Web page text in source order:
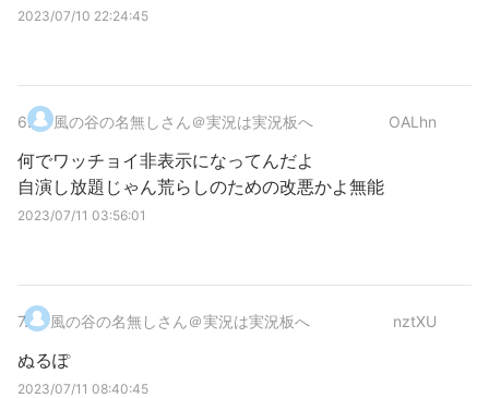
2023/07/10 22:24:45
6. 風の谷の名無しさん＠実況は実況板へ OALhn
何でワッチョイ非表示になってんだよ
自演し放題じゃん荒らしのための改悪かよ無能
2023/07/11 03:56:01
7. 風の谷の名無しさん＠実況は実況板へ nztXU
ぬるぽ
2023/07/11 08:40:45